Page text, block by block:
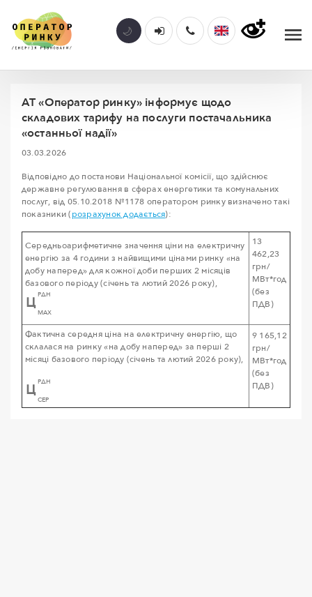
АТ «Оператор ринку» інформує щодо
складових тарифу на послуги постачальника
«останньої надії»
03.03.2026
Відповідно до постанови Національної комісії, що здійснює
державне регулювання в сферах енергетики та комунальних
послуг, від 05.10.2018 №1178 оператором ринку визначено такі
показники (розрахунок додається):
Середньоарифметичне значення ціни на електричну
енергію за 4 години з найвищими цінами ринку «на
добу наперед» для кожної доби перших 2 місяців
базового періоду (січень та лютий 2026 року),
Ц РДН
MAX
13
462,23
грн/
МВт*год
(без
ПДВ)
Фактична середня ціна на електричну енергію, що
склалася на ринку «на добу наперед» за перші 2
місяці базового періоду (січень та лютий 2026 року),
Ц РДН
CEP
9 165,12
грн/
МВт*год
(без
ПДВ)